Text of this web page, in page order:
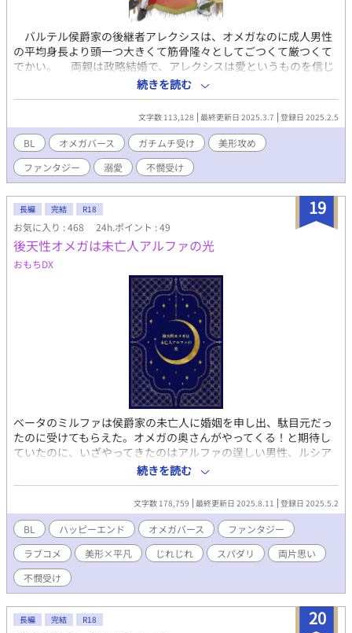
バルテル侯爵家の後継者アレクシスは、オメガなのに成人男性
の平均身長より頭一つ大きくて筋骨隆々としてごつくて厳つくて
でかい。 両親は政略結婚で、アレクシスは愛というものを信じ
ていない。 母が亡くなり、父が借金を作って出奔した後、アレ
クシスは借金を返すために大金持ちのハインケス子爵家の三男、
ヴォルフラムと契約結婚をする。 アレクシスには十一年前に一
度だけ出会った初恋の少女がいたのだが、ヴォルフラムは初恋の
少女と同じ香りを漂わせていて、契約、政略結婚なのにアレクシ
スに誠実に優しくしてくる。 最初は頑なだったアレクシスもヴ
ォルフラムの優しさに心溶かされて……。 政略結婚から始まる
オメガバース。 受けがでかくてごついです！ ※ムーンライトノ
ベルズ様、エブリスタ様にも掲載しています。
続きを読む
文字数 113,128 最終更新日 2025.3.7 登録日 2025.2.5
BL オメガバース ガチムチ受け
美形攻め
ファンタジー
溺愛 不憫受け
19
長編 完結 R18
お気に入り : 468 24h.ポイント : 49
後天性オメガは未亡人アルファの光
おもちDX
ベータのミルファは侯爵家の未亡人に婚姻を申し出、駄目元だっ
たのに受けてもらえた。オメガの奥さんがやってくる！と期待し
ていたのに、いざやってきたのはアルファの逞しい男性、ルシア
ーノだった！？ 大きな秘密を抱えるルシアーノと惹かれ合い、す
れ違う。ミルファの体にも変化が訪れ、二次性が変わってしまっ
た。ままならない体を抱え、どうしてもルシアーノのことを忘れ
られないミルファは、消えた彼を追いかける――！ 後天性オメガ
をテーマにしたじれもだオメガバース。独自の設定です。 アルフ
ァ×ベータ（後天性オメガ）
続きを読む
文字数 178,759 最終更新日 2025.8.11 登録日 2025.5.2
BL ハッピーエンド オメガバース
ファンタジー
ラブコメ
美形×平凡 じれじれ スパダリ
両片思い
不憫受け
20
長編 完結 R18